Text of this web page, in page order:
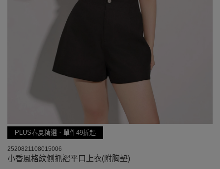
PLUS春夏精選．單件49折起
2520821108015006
小香風格紋側抓褶平口上衣(附胸墊)